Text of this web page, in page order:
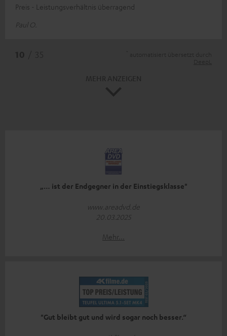
Preis - Leistungsverhältnis überragend
Paul O.
„… ist der Endgegner in der Einstiegsklasse"
www.areadvd.de
20.03.2025
Mehr...
"Gut bleibt gut und wird sogar noch besser.“